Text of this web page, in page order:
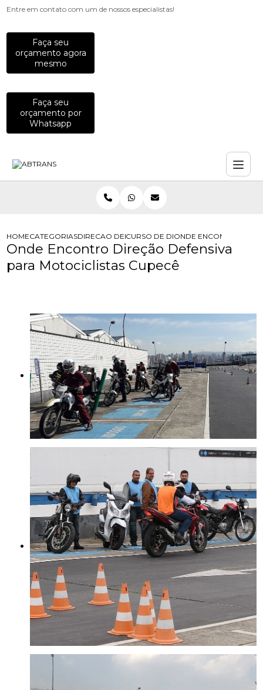
Entre em contato com um de nossos especialistas!
Faça seu
orçamento agora
mesmo
Faça seu
orçamento por
Whatsapp
HOMECATEGORIASDIRECAO DEFENSIVACURSO DE DIRECAO DEFENSIVA
ONDE ENCONTRO
Onde Encontro Direção Defensiva
para Motociclistas Cupecê